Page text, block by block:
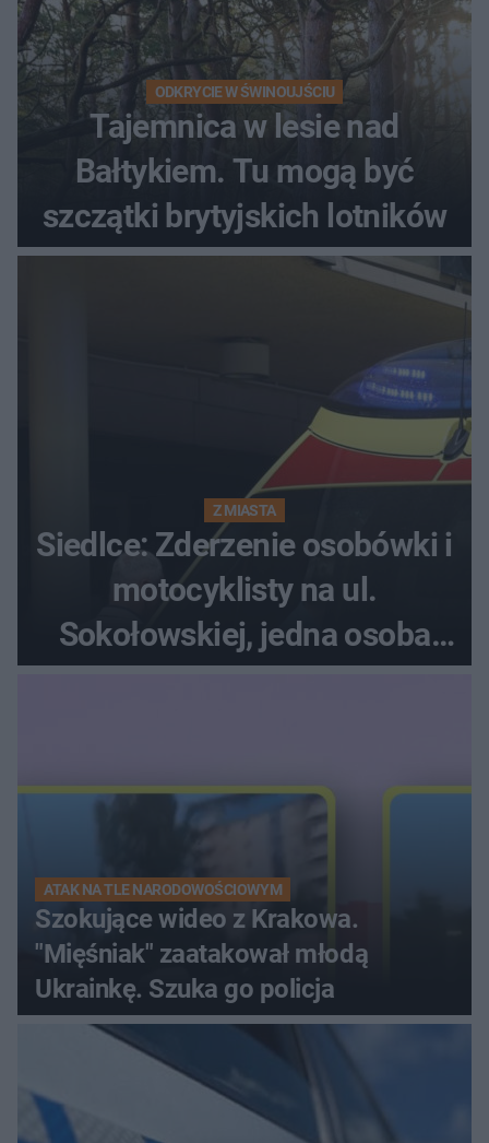
ODKRYCIE W ŚWINOUJŚCIU
Tajemnica w lesie nad
Bałtykiem. Tu mogą być
szczątki brytyjskich lotników
Z MIASTA
Siedlce: Zderzenie osobówki i
motocyklisty na ul.
Sokołowskiej, jedna osoba
ranna!
ATAK NA TLE NARODOWOŚCIOWYM
Szokujące wideo z Krakowa.
"Mięśniak" zaatakował młodą
Ukrainkę. Szuka go policja